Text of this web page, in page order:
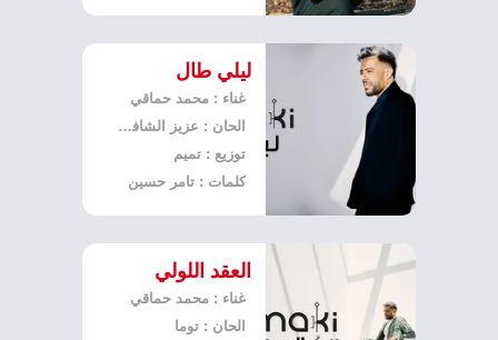
ليلي طال
غناء : محمد حماقي
الحان : عزيز الشافعي
توزيع : تميم
كلمات : تامر حسين
العقد اللولي
غناء : محمد حماقي
الحان : توما